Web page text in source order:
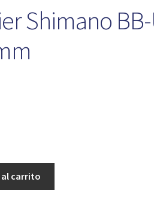
Shimano
€.
al carrito